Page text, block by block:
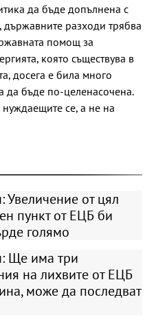
да бъде допълнена с
разходи трябва
помощ за
която съществува в
досега е била много
да бъде по-целенасочена.
се, а не на
Увеличение от цял
пункт от ЕЦБ би
голямо
Ще има три
на лихвите от ЕЦБ
може да последват